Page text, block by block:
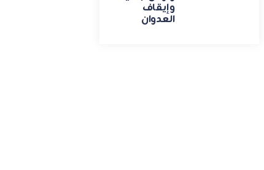
وإيقاف
العدوان